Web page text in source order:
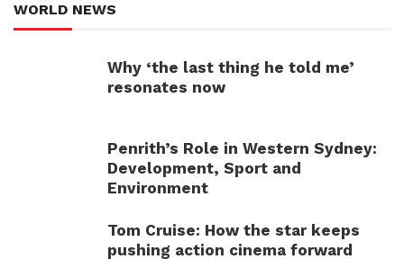
WORLD NEWS
Why ‘the last thing he told me’
resonates now
Penrith’s Role in Western Sydney:
Development, Sport and
Environment
Tom Cruise: How the star keeps
pushing action cinema forward